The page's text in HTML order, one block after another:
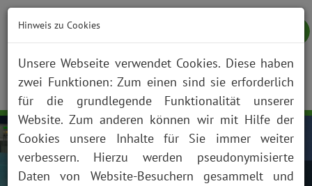
NOTFALL KONTAKT ANFAHRT JOBS SUCHE
Hinweis zu Cookies
Unsere Webseite verwendet Cookies. Diese haben
zwei Funktionen: Zum einen sind sie erforderlich
für die grundlegende Funktionalität unserer
Website. Zum anderen können wir mit Hilfe der
Cookies unsere Inhalte für Sie immer weiter
verbessern. Hierzu werden pseudonymisierte
Daten von Website-Besuchern gesammelt und